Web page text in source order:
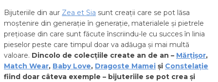
Bijuteriile din aur Zea et Sia sunt creații care se pot lăsa
moștenire din generație în generație, materialele și pietrele
prețioase din care sunt făcute înscriindu-le cu succes în linia
pieselor peste care timpul doar va adăuga și mai multă
valoare. Dincolo de colecțiile create an de an – Mărțișor,
Match Wear, Baby Love, Dragoste Mamei și Constelație
fiind doar câteva exemple – bijuteriile se pot crea și